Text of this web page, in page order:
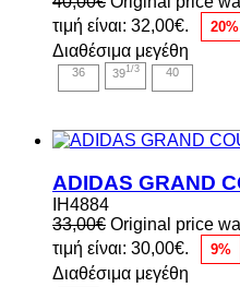
τιμή είναι: 32,00€.
20%
Διαθέσιμα μεγέθη
36 391/3 40
ADIDAS GRAND
IH4884
33,00€ Original price
τιμή είναι: 30,00€.
9%
Διαθέσιμα μεγέθη